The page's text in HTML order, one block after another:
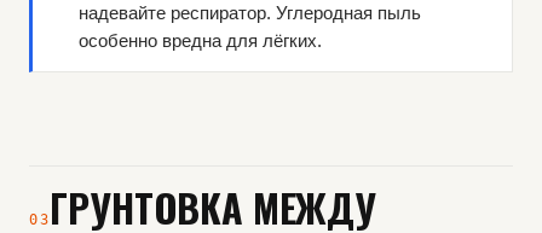
надевайте респиратор. Углеродная пыль
особенно вредна для лёгких.
03 ГРУНТОВКА МЕЖДУ